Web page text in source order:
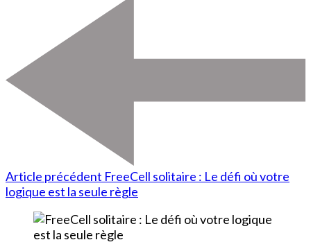
Article précédent FreeCell solitaire : Le défi où votre
logique est la seule règle